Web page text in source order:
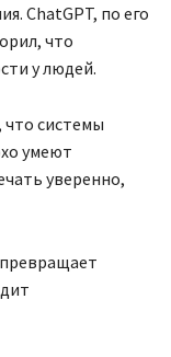
ChatGPT, по его
что
у людей.
системы
умеют
уверенно,